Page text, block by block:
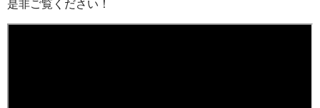
是非ご覧ください！